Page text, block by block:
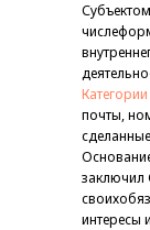
Категории
почты,
заключил
интересы